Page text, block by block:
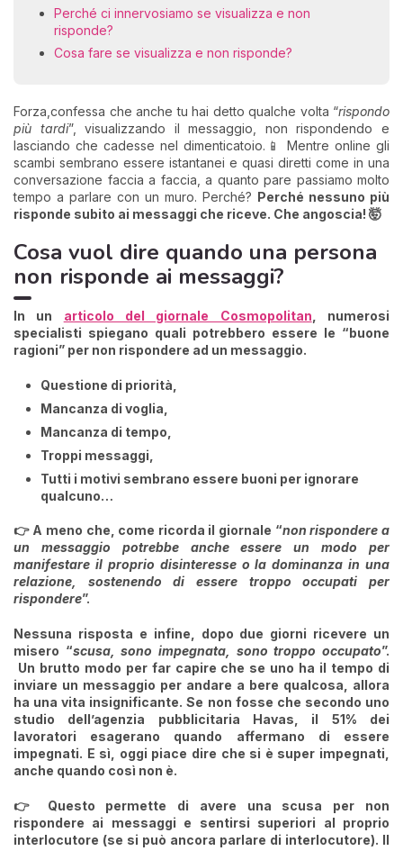
Perché ci innervosiamo se visualizza e non
risponde?
Cosa fare se visualizza e non risponde?
Forza,confessa che anche tu hai detto qualche volta “rispondo
più tardi”, visualizzando il messaggio, non rispondendo e
lasciando che cadesse nel dimenticatoio.📱 Mentre online gli
scambi sembrano essere istantanei e quasi diretti come in una
conversazione faccia a faccia, a quanto pare passiamo molto
tempo a parlare con un muro. Perché? Perché nessuno più
risponde subito ai messaggi che riceve. Che angoscia! 🤯
Cosa vuol dire quando una persona
non risponde ai messaggi?
In un articolo del giornale Cosmopolitan , numerosi
specialisti spiegano quali potrebbero essere le “buone
ragioni” per non rispondere ad un messaggio.
Questione di priorità,
Mancanza di voglia,
Mancanza di tempo,
Troppi messaggi,
Tutti i motivi sembrano essere buoni per ignorare
qualcuno…
👉 A meno che, come ricorda il giornale “non rispondere a
un messaggio potrebbe anche essere un modo per
manifestare il proprio disinteresse o la dominanza in una
relazione , sostenendo di essere troppo occupati per
rispondere”.
Nessuna risposta e infine, dopo due giorni ricevere un
misero “scusa, sono impegnata, sono troppo occupato”.
Un brutto modo per far capire che se uno ha il tempo di
inviare un messaggio per andare a bere qualcosa, allora
ha una vita insignificante. Se non fosse che secondo uno
studio dell’agenzia pubblicitaria Havas, il 51% dei
lavoratori esagerano quando affermano di essere
impegnati. E sì, oggi piace dire che si è super impegnati,
anche quando così non è.
👉 Questo permette di avere una scusa per non
rispondere ai messaggi e sentirsi superiori al proprio
interlocutore (se si può ancora parlare di interlocutore). Il